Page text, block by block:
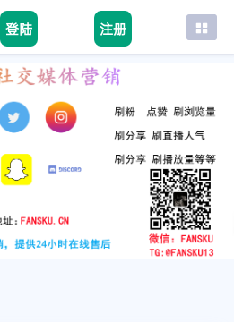
登陆 注册
首页
tiktok
youtube
instagram